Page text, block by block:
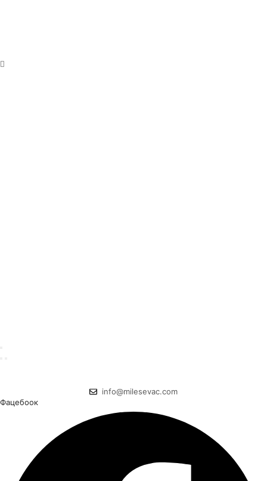
info@milesevac.com
Фацебоок